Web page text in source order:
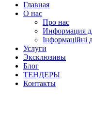
Главная
О нас
Про нас
Информация
Інформаційні
Услуги
Эксклюзивы
Блог
ТЕНДЕРЫ
Контакты